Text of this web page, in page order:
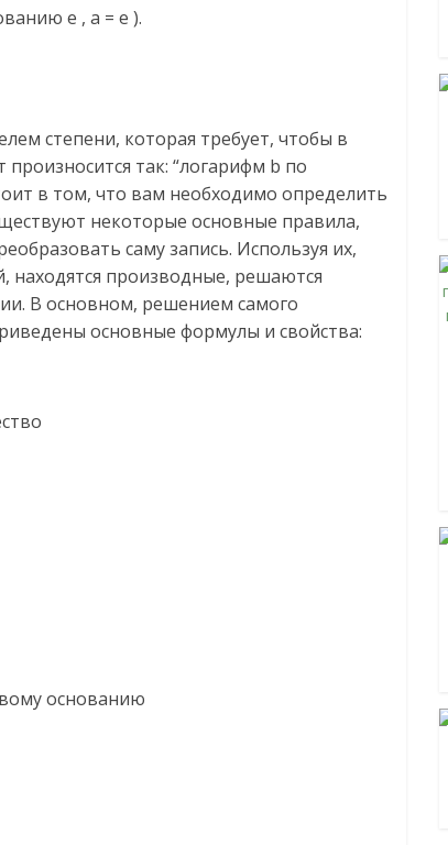
e , a = e ).
степени, которая требует, чтобы в
так: “логарифм b по
в том, что вам необходимо определить
некоторые основные правила,
саму запись. Используя их,
находятся производные, решаются
В основном, решением самого
основные формулы и свойства:
основанию